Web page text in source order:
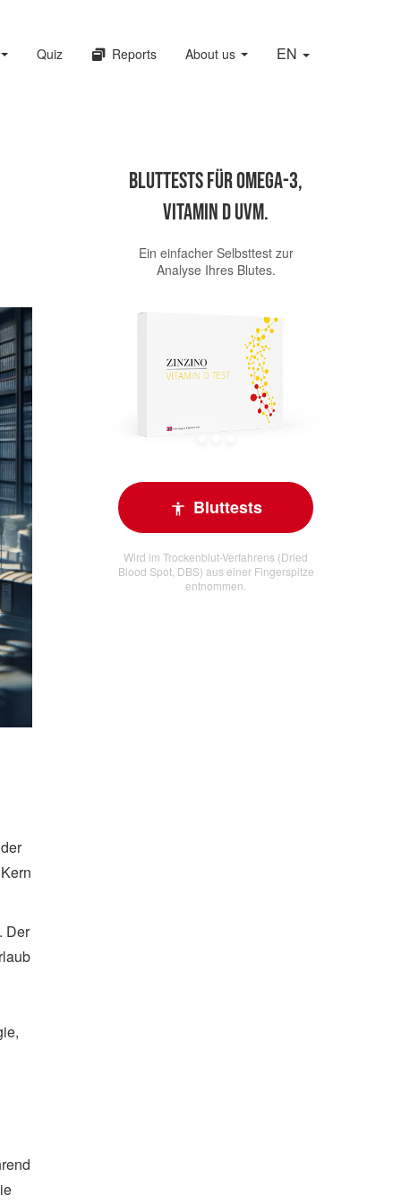
Quiz Reports About us EN
Der
Bluttests für Omega-3,
Vitamin D uvm.
Ein einfacher Selbsttest zur
Analyse Ihres Blutes.
Bluttests
Wird im Trockenblut-Verfahrens (Dried
Blood Spot, DBS) aus einer Fingerspitze
entnommen.